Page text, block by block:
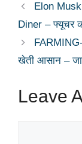
Elon
Diner – फ्यूचर
खेती आसान –
Leave